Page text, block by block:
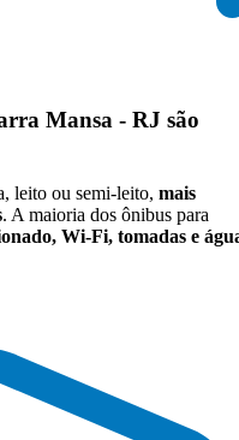
Mansa - RJ são
leito ou semi-leito, mais
. A maioria dos ônibus para
Wi-Fi, tomadas e